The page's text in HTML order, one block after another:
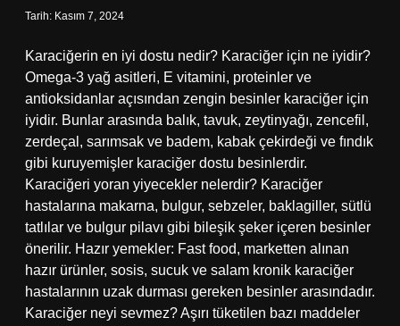
Tarih: Kasım 7, 2024
Karaciğerin en iyi dostu nedir? Karaciğer için ne iyidir?
Omega-3 yağ asitleri, E vitamini, proteinler ve
antioksidanlar açısından zengin besinler karaciğer için
iyidir. Bunlar arasında balık, tavuk, zeytinyağı, zencefil,
zerdeçal, sarımsak ve badem, kabak çekirdeği ve fındık
gibi kuruyemişler karaciğer dostu besinlerdir.
Karaciğeri yoran yiyecekler nelerdir? Karaciğer
hastalarına makarna, bulgur, sebzeler, baklagiller, sütlü
tatlılar ve bulgur pilavı gibi bileşik şeker içeren besinler
önerilir. Hazır yemekler: Fast food, marketten alınan
hazır ürünler, sosis, sucuk ve salam kronik karaciğer
hastalarının uzak durması gereken besinler arasındadır.
Karaciğer neyi sevmez? Aşırı tüketilen bazı maddeler